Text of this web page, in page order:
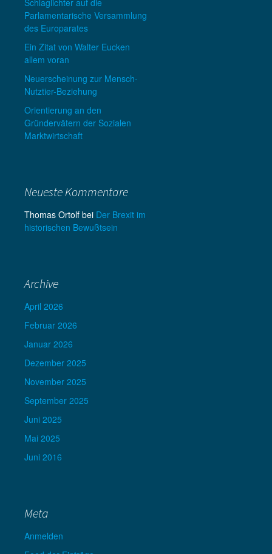
Schlaglichter auf die
Parlamentarische Versammlung
des Europarates
Ein Zitat von Walter Eucken
allem voran
Neuerscheinung zur Mensch-
Nutztier-Beziehung
Orientierung an den
Gründervätern der Sozialen
Marktwirtschaft
Neueste Kommentare
Thomas Ortolf bei Der Brexit im
historischen Bewußtsein
Archive
April 2026
Februar 2026
Januar 2026
Dezember 2025
November 2025
September 2025
Juni 2025
Mai 2025
Juni 2016
Meta
Anmelden